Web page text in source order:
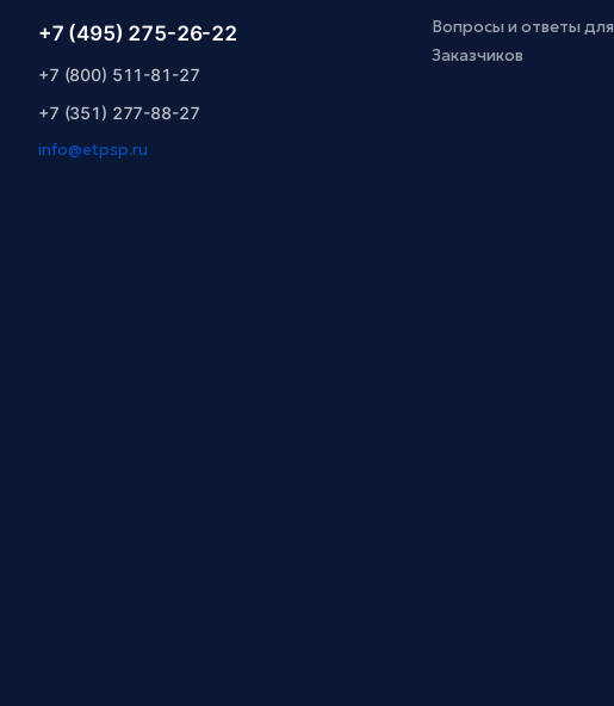
+7 (495) 275-26-22
+7 (800) 511-81-27
+7 (351) 277-88-27
info@etpsp.ru
Вопросы и ответы для
Заказчиков